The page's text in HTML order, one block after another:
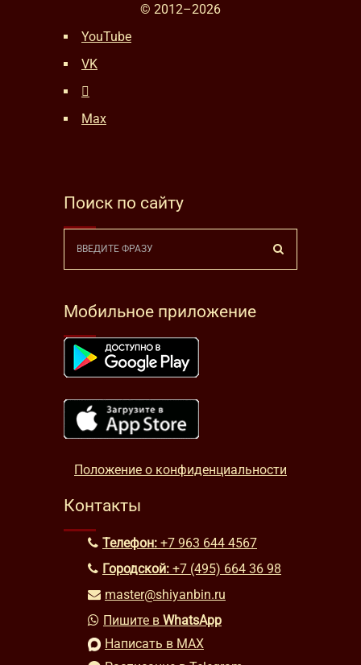
© 2012–2026
YouTube
VK
Max
Поиск по сайту
Мобильное приложение
Положение о конфиденциальности
Контакты
Телефон: +7 963 644 4567
Городской: +7 (495) 664 36 98
master@shiyanbin.ru
Пишите в WhatsApp
Написать в MAX